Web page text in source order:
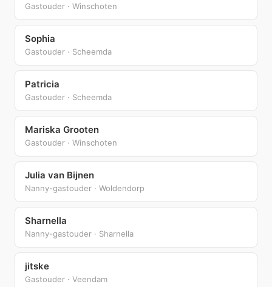
Gastouder · Winschoten
Sophia
Gastouder · Scheemda
Patricia
Gastouder · Scheemda
Mariska Grooten
Gastouder · Winschoten
Julia van Bijnen
Nanny-gastouder · Woldendorp
Sharnella
Nanny-gastouder · Sharnella
jitske
Gastouder · Veendam